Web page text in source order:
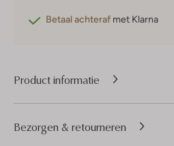
Betaal achteraf met Klarna
Product informatie
Bezorgen & retourneren